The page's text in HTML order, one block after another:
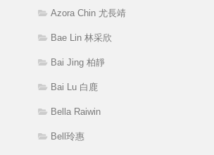
Azora Chin 尤長靖
Bae Lin 林采欣
Bai Jing 柏靜
Bai Lu 白鹿
Bella Raiwin
Bell玲惠